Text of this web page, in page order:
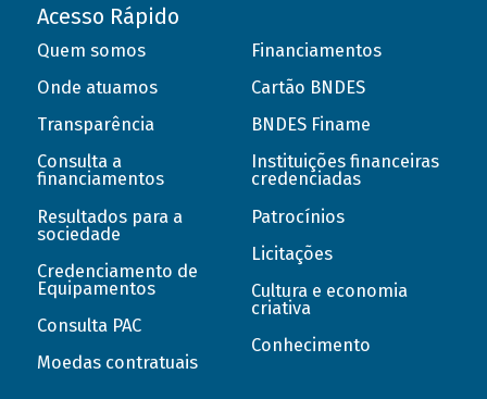
Acesso Rápido
Quem somos
Onde atuamos
Transparência
Consulta a
financiamentos
Resultados para a
sociedade
Credenciamento de
Equipamentos
Consulta PAC
Moedas contratuais
Financiamentos
Cartão BNDES
BNDES Finame
Instituições financeiras
credenciadas
Patrocínios
Licitações
Cultura e economia
criativa
Conhecimento